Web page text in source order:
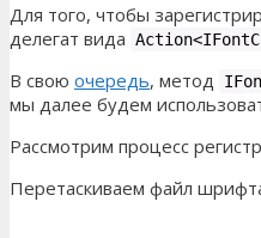
Для того, чтобы
делегат вида
В свою очередь, метод
мы далее будем
Рассмотрим процесс
Перетаскиваем файл